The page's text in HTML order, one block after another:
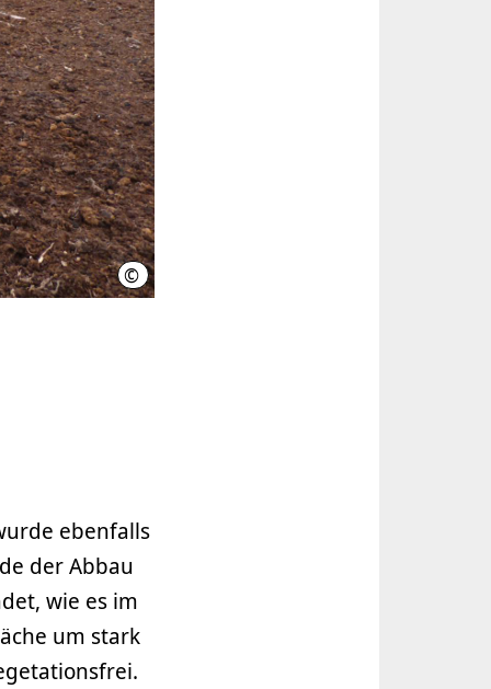
© M. Reich
ebenfalls
der Abbau
wie es im
um stark